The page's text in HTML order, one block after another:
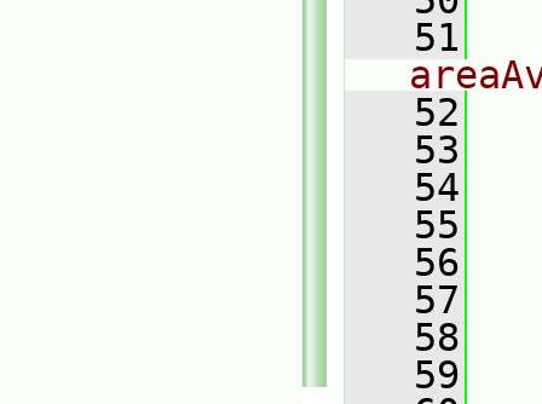
   51
   52
   53
   54
   55
   56
   57
   58
   59